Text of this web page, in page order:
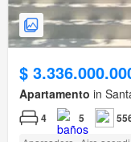
$
Apartamento in
4 5